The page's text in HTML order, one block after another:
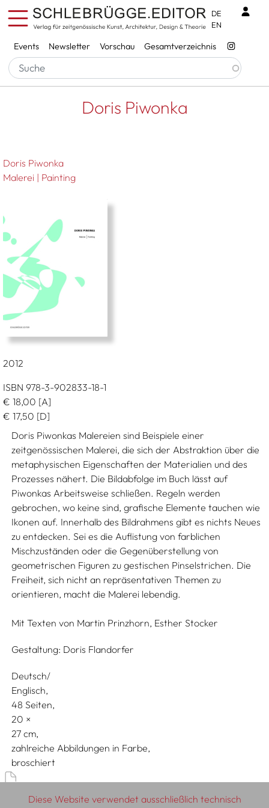
Direkt zum Inhalt
Services
Events Newsletter Vorschau Gesamtverzeichnis
DE
EN
Pfadnavigation
Startseite Doris Piwonka
Doris Piwonka
Doris Piwonka
Malerei | Painting
2012
ISBN 978-3-902833-18-1
€ 18,00 [A]
€ 17,50 [D]
Doris Piwonkas Malereien sind Beispiele einer
zeitgenössischen Malerei, die sich der Abstraktion über die
metaphysischen Eigenschaften der Materialien und des
Prozesses nähert. Die Bildabfolge im Buch lässt auf
Piwonkas Arbeitsweise schließen. Regeln werden
gebrochen, wo keine sind, grafische Elemente tauchen wie
Ikonen auf. Innerhalb des Bildrahmens gibt es nichts Neues
zu entdecken. Sei es die Auflistung von farblichen
Mischzuständen oder die Gegenüberstellung von
geometrischen Figuren zu gestischen Pinselstrichen. Die
Freiheit, sich nicht an repräsentativen Themen zu
orientieren, macht die Malerei lebendig.
Mit Texten von Martin Prinzhorn, Esther Stocker
Gestaltung: Doris Flandorfer
Deutsch/
Englisch
48 Seiten,
20
27
zahlreiche Abbildungen in Farbe
broschiert
Künstler:innenbücher, Werk- & Ausstellungskataloge
Diese Website verwendet ausschließlich technisch